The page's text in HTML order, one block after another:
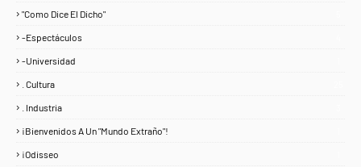
"Como Dice El Dicho"
-Espectáculos
-Universidad
. Cultura
. Industria
¡Bienvenidos A Un "Mundo Extraño"!
¡Odisseo